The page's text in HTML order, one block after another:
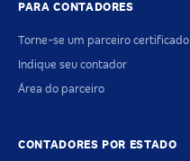
PARA CONTADORES
Torne-se um parceiro certificado
Indique seu contador
Área do parceiro
CONTADORES POR ESTADO